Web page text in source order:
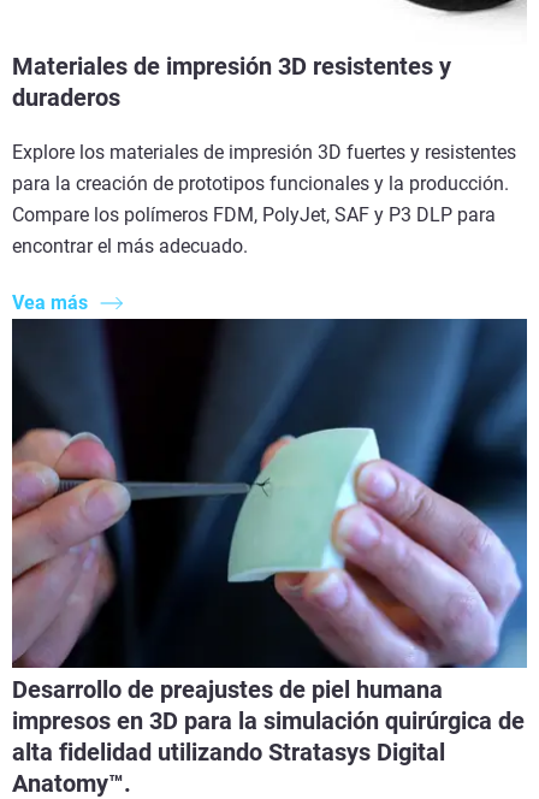
Materiales de impresión 3D resistentes y
duraderos
Explore los materiales de impresión 3D fuertes y resistentes
para la creación de prototipos funcionales y la producción.
Compare los polímeros FDM, PolyJet, SAF y P3 DLP para
encontrar el más adecuado.
Vea más
Desarrollo de preajustes de piel humana
impresos en 3D para la simulación quirúrgica de
alta fidelidad utilizando Stratasys Digital
Anatomy™.